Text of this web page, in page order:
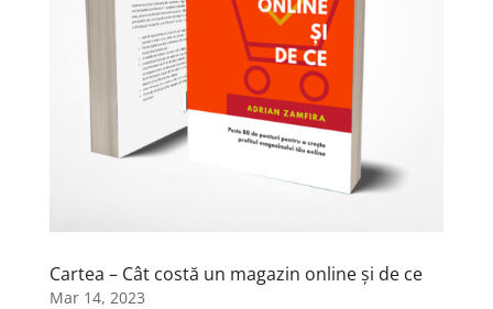
Cartea – Cât costă un magazin online și de ce
Mar 14, 2023